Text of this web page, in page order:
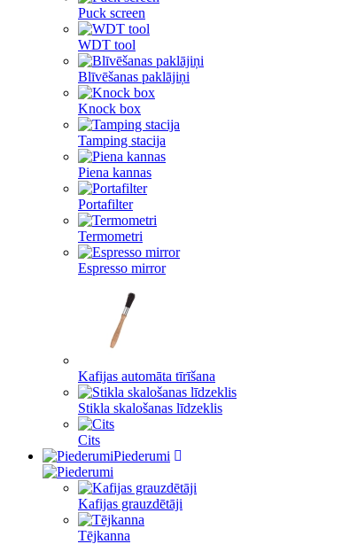
Puck screen
WDT tool
Blīvēšanas paklājiņi
Knock box
Tamping stacija
Piena kannas
Portafilter
Termometri
Espresso mirror
Kafijas automāta tīrīšana
Stikla skalošanas līdzeklis
Cits
Piederumi
Kafijas grauzdētāji
Tējkanna